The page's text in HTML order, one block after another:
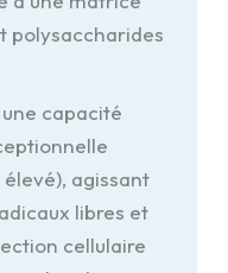
polysaccharides
capacité
élevé), agissant
libres et
cellulaire